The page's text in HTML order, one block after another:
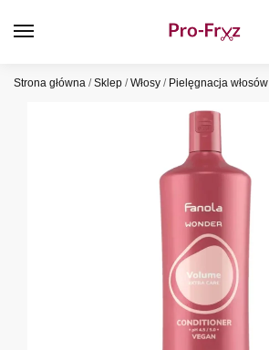
Strona główna /Sklep /Włosy / Pielęgnacja włosów